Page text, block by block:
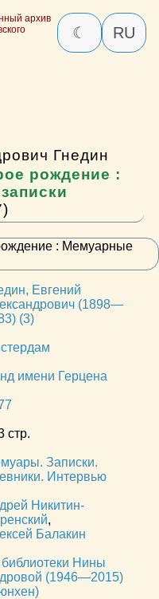
архив
☾ RU
Гнедин
рождение :
Евгений
(1898—
(3)
имени Герцена
стр.
Записки.
Интервью
Никитин-
,
Балакин
библиотеки Нины
(1946—2015)